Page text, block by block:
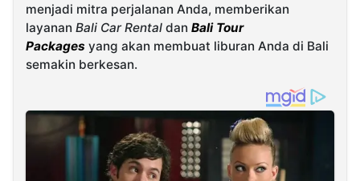
menjadi mitra perjalanan Anda, memberikan
layanan Bali Car Rental dan Bali Tour
Packages yang akan membuat liburan Anda di Bali
semakin berkesan.